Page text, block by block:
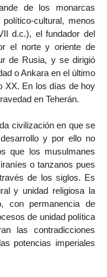
de los monarcas
cultural, menos
d.c.), el fundador del
el norte y oriente de
de Rusia, y se dirigió
o Ankara en el último
XX. En los días de hoy
en Teherán.
civilización en que se
y por ello no
que los musulmanes
o tanzanos pues
de los siglos. Es
y unidad religiosa la
con permanencia de
de unidad política
las contradicciones
potencias imperiales